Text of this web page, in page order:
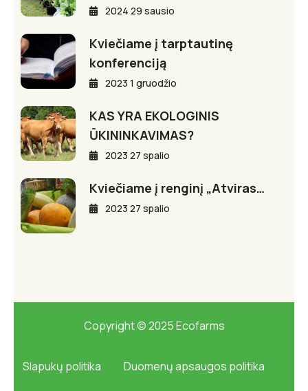
2024 29 sausio
Kviečiame į tarptautinę
konferenciją
2023 1 gruodžio
KAS YRA EKOLOGINIS
ŪKININKAVIMAS?
2023 27 spalio
Kviečiame į renginį „Atviras…
2023 27 spalio
Copyright © 2025 Ecofarms
Slapukų politika
Duomenų apsaugos politika